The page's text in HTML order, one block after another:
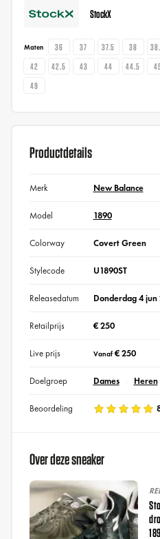
StockX
Maten 36 37 37.5 38
42
42.5 43 44 44.5
49
Productdetails
Merk New Balance
Model 1890
Colorway Covert Green
Stylecode U1890ST
Releasedatum Donderdag 4 jun
Retailprijs € 250
Live prijs Vanaf€ 250
Doelgroep Dames Heren
Beoordeling
Over deze sneaker